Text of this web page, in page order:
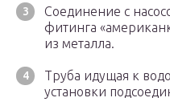
Соединение с
фитинга
из металла.
Труба идущая к
установки